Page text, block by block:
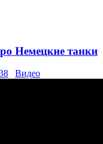
Немецкие танки
Видео